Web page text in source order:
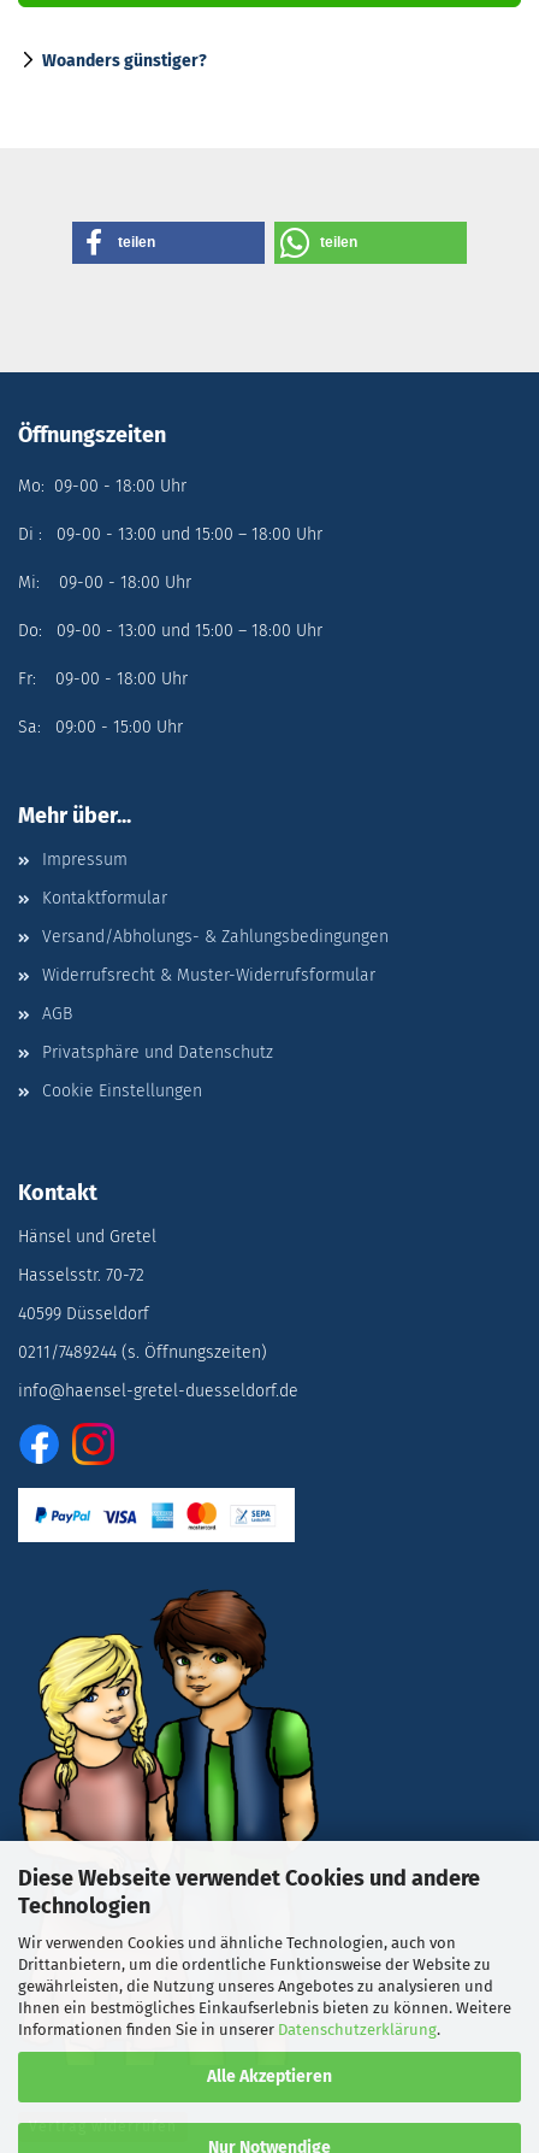
Diese Webseite verwendet Cookies und andere
Technologien
Wir verwenden Cookies und ähnliche Technologien, auch von
Drittanbietern, um die ordentliche Funktionsweise der Website zu
gewährleisten, die Nutzung unseres Angebotes zu analysieren und
Ihnen ein bestmögliches Einkaufserlebnis bieten zu können. Weitere
Informationen finden Sie in unserer Datenschutzerklärung.
Alle Akzeptieren
Nur Notwendige
Woanders günstiger?
teilen teilen
Öffnungszeiten
Mo: 09-00 - 18:00 Uhr
Di : 09-00 - 13:00 und 15:00 – 18:00 Uhr
Mi: 09-00 - 18:00 Uhr
Do: 09-00 - 13:00 und 15:00 – 18:00 Uhr
Fr: 09-00 - 18:00 Uhr
Sa: 09:00 - 15:00 Uhr
Mehr über...
Impressum
Kontaktformular
Versand/Abholungs- & Zahlungsbedingungen
Widerrufsrecht & Muster-Widerrufsformular
AGB
Privatsphäre und Datenschutz
Cookie Einstellungen
Kontakt
Hänsel und Gretel
Hasselsstr. 70-72
40599 Düsseldorf
0211/7489244 (s. Öffnungszeiten)
info@haensel-gretel-duesseldorf.de
Vertrag widerrufen